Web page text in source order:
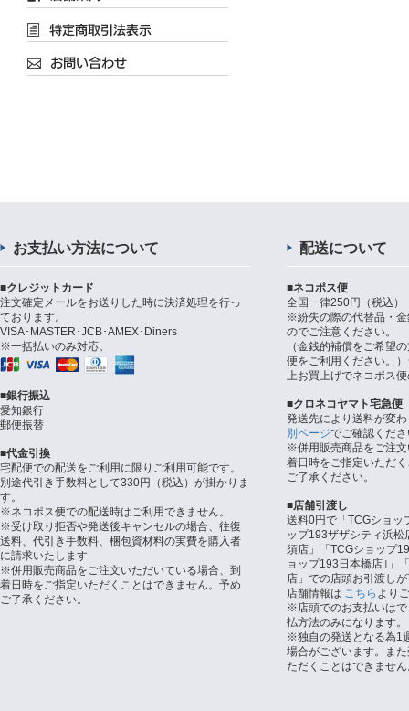
お支払い方法について
■クレジットカード
注文確定メールをお送りした時に決済処理を行っ
ております。
VISA･MASTER･JCB･AMEX･Diners
※一括払いのみ対応。
■銀行振込
愛知銀行
郵便振替
■代金引換
宅配便での配送をご利用に限りご利用可能です。
別途代引き手数料として330円（税込）が掛かりま
す。
※ネコポス便での配送時はご利用できません。
※受け取り拒否や発送後キャンセルの場合、往復
送料、代引き手数料、梱包資材料の実費を購入者
に請求いたします
※併用販売商品をご注文いただいている場合、到
着日時をご指定いただくことはできません。予め
ご了承ください。
配送について
■ネコポス便
全国一律250円（税込）
※紛失の際の代替品・
のでご注意ください。
（金銭的補償をご希望
便をご利用ください。
上お買上げでネコポス
■クロネコヤマト宅急便
発送先により送料が変
別ページでご確認くだ
※併用販売商品をご注
着日時をご指定いただ
ご了承ください。
■店舗引渡し
送料0円で「TCGショッ
ップ193ザザシティ浜
須店」「TCGショップ
ョップ193日本橋店｣」
店」での店頭お引渡し
店舗情報は こちら より
※店頭でのお支払いは
払方法のみになります。
※独自の発送となる為1
場合がございます。ま
ただくことはできませ